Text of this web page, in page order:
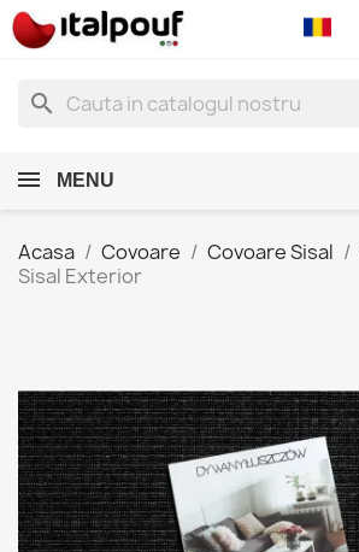
search
MENU
Acasa Covoare Covoare Sisal
Sisal Exterior